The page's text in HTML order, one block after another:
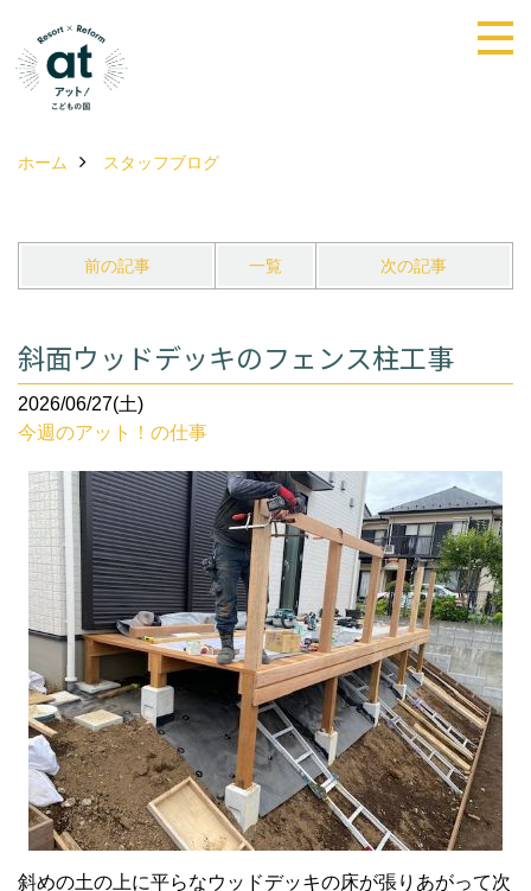
ホーム スタッフブログ
前の記事 一覧 次の記事
斜面ウッドデッキのフェンス柱工事
2026/06/27(土)
今週のアット！の仕事
斜めの土の上に平らなウッドデッキの床が張りあがって次